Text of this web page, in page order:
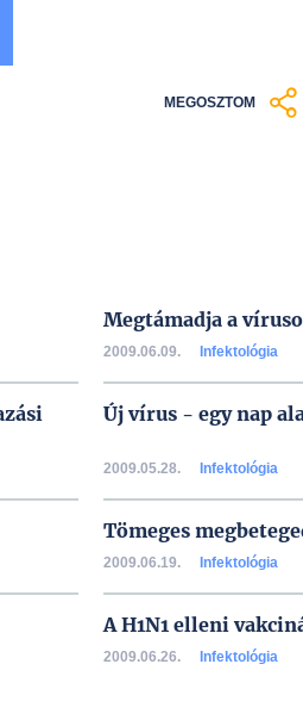
MEGOSZTOM
Megtámadja a
2009.06.09. Infektológia
Új vírus - egy nap
2009.05.28. Infektológia
Tömeges
2009.06.19. Infektológia
A H1N1 elleni
2009.06.26. Infektológia